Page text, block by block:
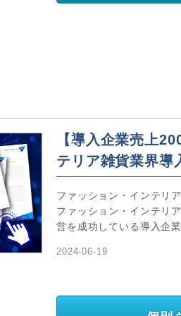
【導入企業売上
テリア雑貨業界導
ファッション・インテリ
ファッション・インテリ
営を成功している導入企
2024-06-19